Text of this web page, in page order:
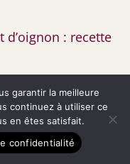
d’oignon : recette
racontent une
garantir la meilleure
continuez à utiliser ce
en êtes satisfait.
confidentialité